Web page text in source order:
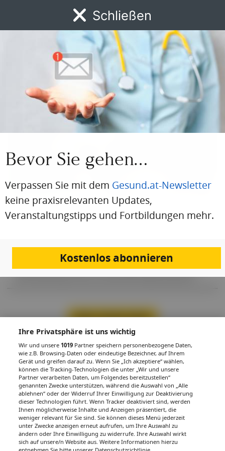
PDF Drucken Teilen
Dr. Matthias Sandhofer
Dermatologe, Lipödem- und Venenspezialist in Wien
Foto: © privat
Medizinische Expertise
Lipohyperplasia dolorosa – ein verkanntes
(Lipohyperplasia dolorosa), einer Erkrankung des Strukturfettes, die
fälschlicherweise immer noch oft als Erkrankung des metabolischen
Speicherfettes interpretiert wird. Eine Diagnose wäre aber essenziell,
da die Behandlung von jener der klassischen Adipositas abweicht.
Mehr Inhalte laden
IMPRESSUM DATENSCHUTZ BAFG NUTZUNGSBEDINGUNGEN
MEDIADATEN & TARIFE PRESSE ZWECKE ANZEIGEN
© 2026Gesund.at– All rights reserved – Patientenwissen: MeinMed.at
Ihre Privatsphäre ist uns wichtig
Wir und unsere1019 Partner speichern personenbezogene Daten,
wie z.B. Browsing-Daten oder eindeutige Bezeichner, auf Ihrem
Gerät und greifen darauf zu. Wenn Sie „Ich akzeptiere“ wählen,
können die Tracking-Technologien die unter „Wir und unsere
Partner verarbeiten Daten, um Folgendes bereitzustellen“
genannten Zwecke unterstützen, während die Auswahl von „Alle
ablehnen“ oder der Widerruf Ihrer Einwilligung zur Deaktivierung
dieser Technologien führt. Wenn Tracker deaktiviert sind, werden
Ihnen möglicherweise Inhalte und Anzeigen präsentiert, die
weniger relevant für Sie sind. Sie können dieses Menü jederzeit
unter Zwecke anzeigen erneut aufrufen, um Ihre Auswahl zu
ändern oder Ihre Einwilligung zu widerrufe. Ihre Auswahl wirkt
sich auf unsere/n Website aus. Weitere Informationen hierzu
Schließen
Bevor Sie gehen…
Verpassen Sie mit dem Gesund.at-Newsletter
keine praxisrelevanten Updates,
Veranstaltungstipps und Fortbildungen mehr.
Kostenlos abonnieren